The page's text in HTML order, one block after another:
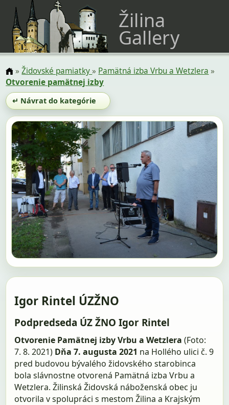
Žilina
Gallery
»Židovské pamiatky» Pamätná izba Vrbu a Wetzlera »
Otvorenie pamätnej izby
↵ Návrat do kategórie
Igor Rintel ÚZŽNO
Podpredseda ÚZ ŽNO Igor Rintel
Otvorenie Pamätnej izby Vrbu a Wetzlera (Foto:
7. 8. 2021) Dňa 7. augusta 2021 na Hollého ulici č. 9
pred budovou bývalého židovského starobinca
bola slávnostne otvorená Pamätná izba Vrbu a
Wetzlera. Žilinská Židovská náboženská obec ju
otvorila v spolupráci s mestom Žilina a Krajským